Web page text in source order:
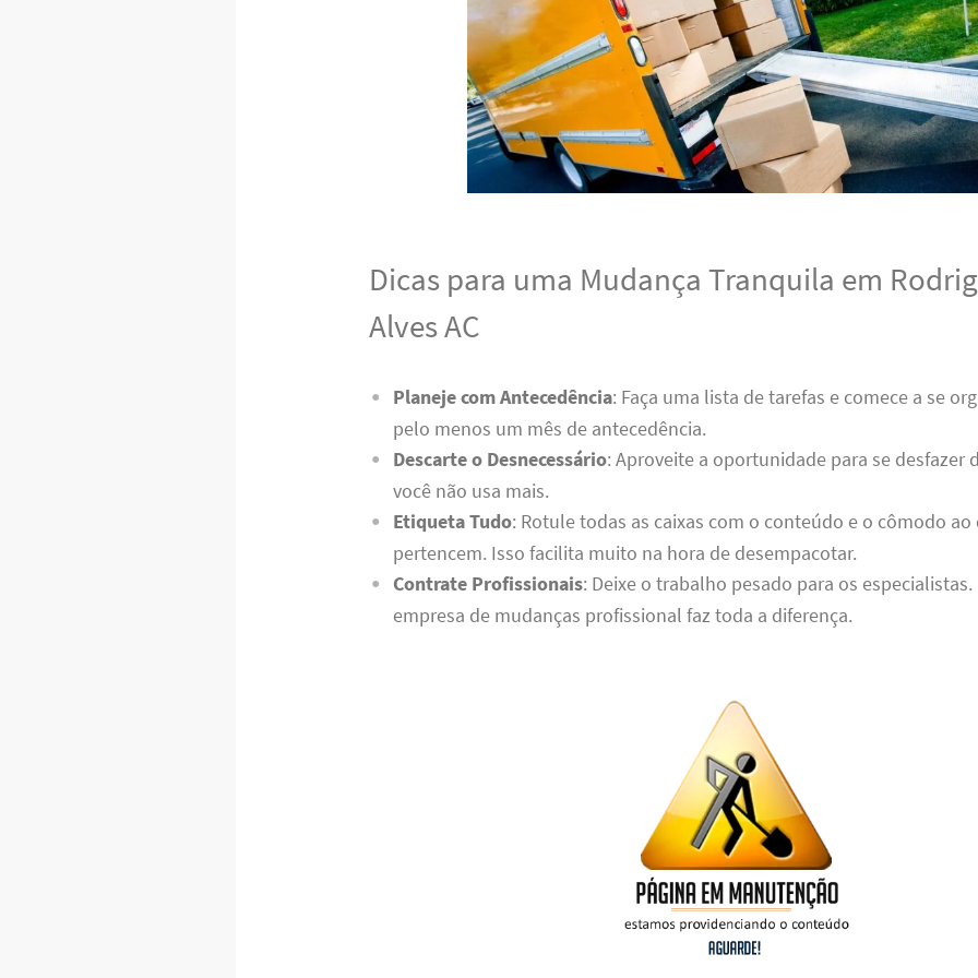
Dicas para uma Mudança Tranquila em
Alves AC
Planeje com Antecedência: Faça uma lista de tarefas e comece a se
pelo menos um mês de antecedência.
Descarte o Desnecessário: Aproveite a oportunidade para se desfazer
você não usa mais.
Etiqueta Tudo: Rotule todas as caixas com o conteúdo e o cômodo ao
pertencem. Isso facilita muito na hora de desempacotar.
Contrate Profissionais: Deixe o trabalho pesado para os
empresa de mudanças profissional faz toda a diferença.